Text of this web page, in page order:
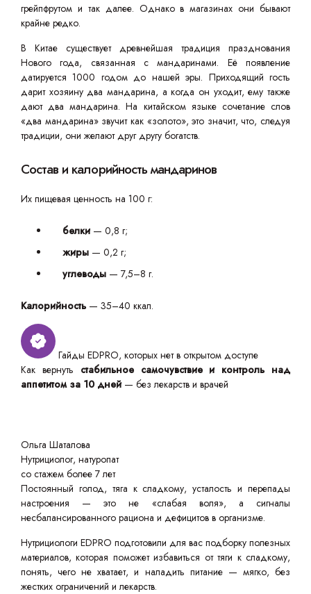
грейпфрутом и так далее. Однако в магазинах они бывают
крайне редко.
В Китае существует древнейшая традиция празднования
Нового года, связанная с мандаринами. Её появление
датируется 1000 годом до нашей эры. Приходящий гость
дарит хозяину два мандарина, а когда он уходит, ему также
дают два мандарина. На китайском языке сочетание слов
«два мандарина» звучит как «золото», это значит, что, следуя
традиции, они желают друг другу богатств.
Состав и калорийность мандаринов
Их пищевая ценность на 100 г:
белки — 0,8 г;
жиры — 0,2 г;
углеводы — 7,5–8 г.
Калорийность — 35–40 ккал.
Гайды EDPRO, которых нет в открытом доступе
Как вернуть стабильное самочувствие и контроль над
аппетитом за 10 дней — без лекарств и врачей
Ольга Шаталова
Нутрициолог, натуропат
со стажем более 7 лет
Постоянный голод, тяга к сладкому, усталость и перепады
настроения — это не «слабая воля», а сигналы
несбалансированного рациона и дефицитов в организме.
Нутрициологи EDPRO подготовили для вас подборку полезных
материалов, которая поможет избавиться от тяги к сладкому,
понять, чего не хватает, и наладить питание — мягко, без
жестких ограничений и лекарств.